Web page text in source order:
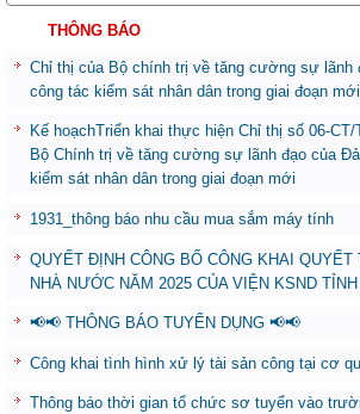
THÔNG BÁO
Chỉ thị của Bộ chính trị về tăng cường sự lãnh
công tác kiểm sát nhân dân trong giai đoạn mới
Kế hoạchTriển khai thực hiện Chỉ thị số 06-
Bộ Chính trị về tăng cường sự lãnh đạo của
kiểm sát nhân dân trong giai đoạn mới
1931_thông báo nhu cầu mua sắm máy tính
QUYẾT ĐỊNH CÔNG BỐ CÔNG KHAI QUYẾT
NHÀ NƯỚC NĂM 2025 CỦA VIỆN KSND
📢📢 THÔNG BÁO TUYỂN DỤNG 📢📢
Công khai tình hình xử lý tài sản công tại cơ
Thông báo thời gian tổ chức sơ tuyển vào